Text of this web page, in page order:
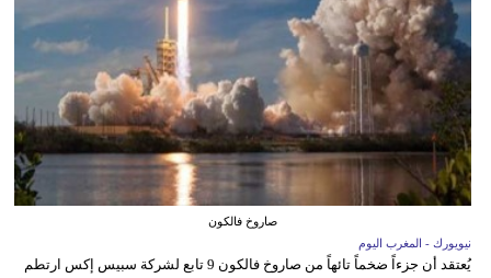
صاروخ فالكون
نيويورك - المغرب اليوم
يُعتقد أن جزءاً ضخماً تائهاً من صاروخ فالكون 9 تابع لشركة سبيس إكس ارتطم